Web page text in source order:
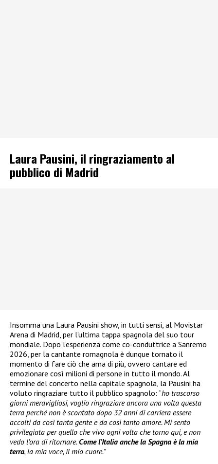
Laura Pausini, il ringraziamento al
pubblico di Madrid
Insomma una Laura Pausini show, in tutti sensi, al Movistar
Arena di Madrid, per l’ultima tappa spagnola del suo tour
mondiale. Dopo l’esperienza come co-conduttrice a Sanremo
2026, per la cantante romagnola è dunque tornato il
momento di fare ciò che ama di più, ovvero cantare ed
emozionare così milioni di persone in tutto il mondo. Al
termine del concerto nella capitale spagnola, la Pausini ha
voluto ringraziare tutto il pubblico spagnolo: “ho trascorso
giorni meravigliosi, voglio ringraziare ancora una volta questa
terra perché non è scontato dopo 32 anni di carriera essere
accolti da così tanta gente e da così tanto amore. Mi sento
privilegiata per quello che vivo ogni volta che torno qui, e non
vedo l’ora di ritornare. Come l’Italia anche la Spagna è la mia
terra, la mia voce, il mio cuore.”